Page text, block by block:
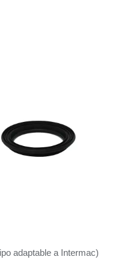
adaptable a Intermac)